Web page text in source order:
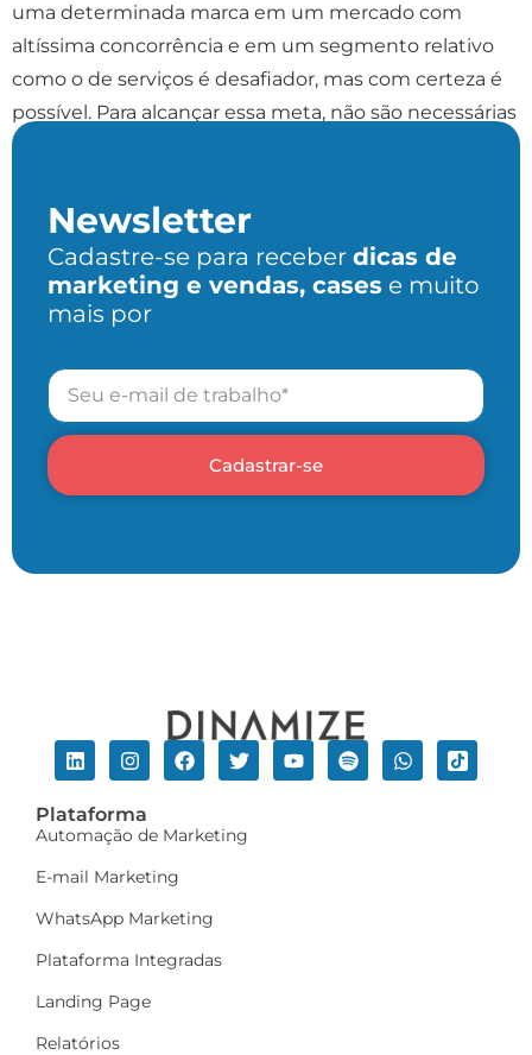
uma determinada marca em um mercado com
altíssima concorrência e em um segmento relativo
como o de serviços é desafiador, mas com certeza é
possível. Para alcançar essa meta, não são necessárias
estratégias mirabolantes e muito menos investir […]
Newsletter
Cadastre-se para receber dicas de
marketing e vendas, cases e muito
mais por
Cadastrar-se
Plataforma
Automação de Marketing
E-mail Marketing
WhatsApp Marketing
Plataforma Integradas
Landing Page
Relatórios